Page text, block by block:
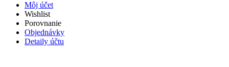
Môj účet
Wishlist
Porovnanie
Objednávky
Detaily účtu